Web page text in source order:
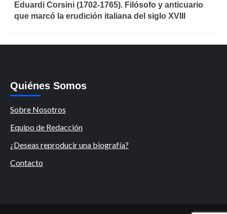
Eduardi Corsini (1702-1765). Filósofo y anticuario
que marcó la erudición italiana del siglo XVIII
Quiénes Somos
Sobre Nosotros
Equipo de Redacción
¿Deseas reproducir una biografía?
Contacto